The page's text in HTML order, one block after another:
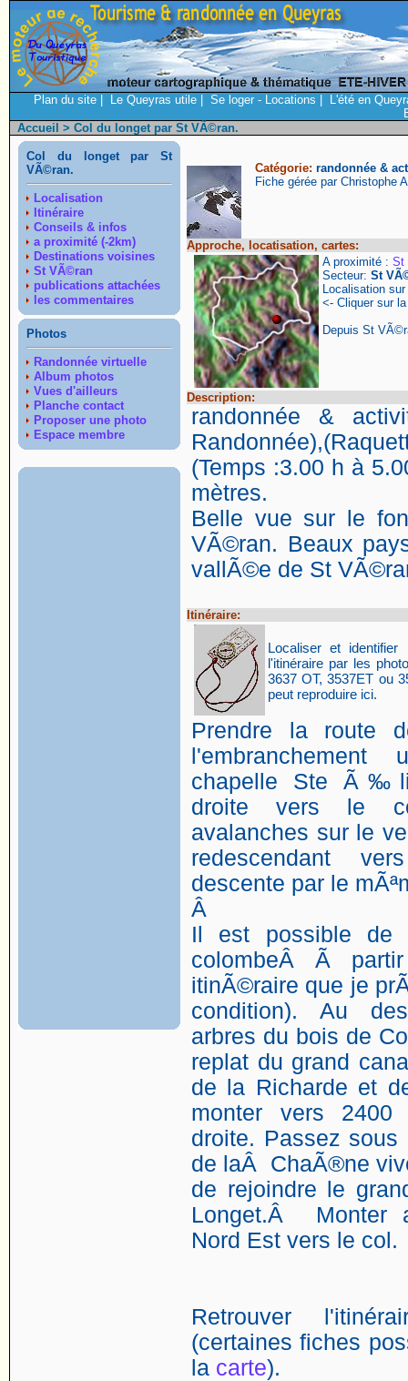
Plan du site Le Queyras utile Se loger - Locations
L'été en
Accueil > Col du longet par St VÃ©ran.
Col du longet par St
VÃ©ran.
Localisation
Itinéraire
Conseils & infos
a proximité (-2km)
Destinations voisines
St VÃ©ran
publications attachées
les commentaires
Photos
Randonnée virtuelle
Album photos
Vues d'ailleurs
Planche contact
Proposer une photo
Espace membre
Catégorie: randonnée &
Fiche gérée par Christophe
Approche, locatisation, cartes:
A proximité : St
Secteur: St
Localisation sur
<- Cliquer sur
Depuis St
Description:
randonnée &
(Temps :3.00 h à
mètres.
Belle vue sur le
VÃ©ran. Beaux
vallÃ©e de St
Itinéraire:
Localiser et identifier
l'itinéraire par les
3637 OT, 3537ET ou
peut reproduire ici.
Prendre la route
chapelle Ste
droite vers le
avalanches sur le
redescendant
descente par le
Â
Il est possible de
colombeÂ Ã
itinÃ©raire que je
condition). Au
arbres du bois de
replat du grand
de la Richarde et
monter vers
droite. Passez
de laÂ ChaÃ®ne
de rejoindre le
Longet.Â Monter
Nord Est vers le col.
Retrouver
(certaines fiches
la carte).